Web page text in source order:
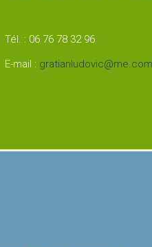
Tél. : 06 76 78 32 96
E-mail : gratianludovic@me.com